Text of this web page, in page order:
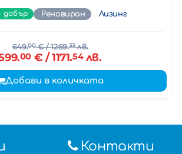
добър Реновиран Лизинг
649.00€/ 1269.33лв.
00€ / 1171.54лв.
Добави в количката
Контакти